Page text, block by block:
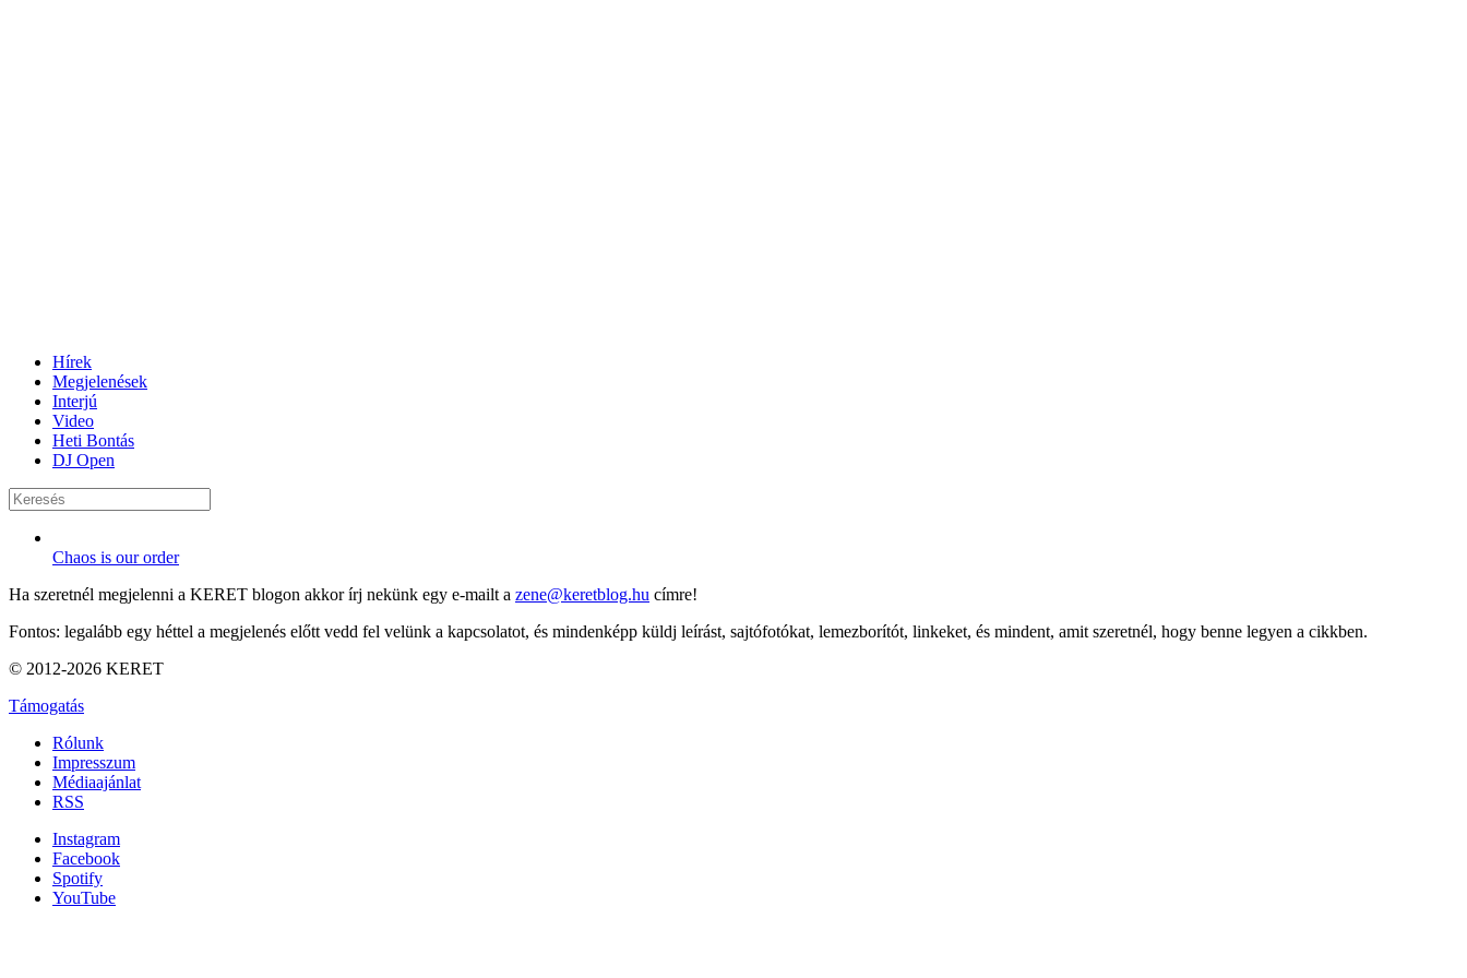
Hírek
Megjelenések
Interjú
Video
Heti Bontás
DJ Open
Chaos is our order
Ha szeretnél megjelenni a KERET blogon akkor írj nekünk egy e-mailt a zene@keretblog.hu címre!
Fontos: legalább egy héttel a megjelenés előtt vedd fel velünk a kapcsolatot, és mindenképp küldj leírást, sajtófotókat, lemezborítót, linkeket, és mindent, amit szeretnél, hogy benne legyen a cikkben.
© 2012-2026 KERET
Támogatás
Rólunk
Impresszum
Médiaajánlat
RSS
Instagram
Facebook
Spotify
YouTube